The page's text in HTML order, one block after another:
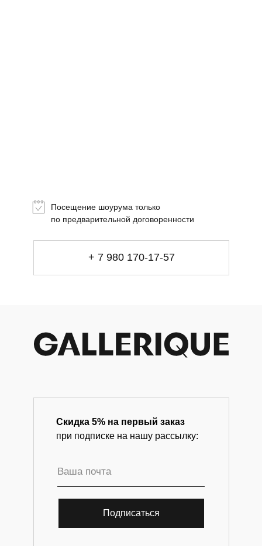
+ 7 980 170-17-57
Посещение шоурума только
по предварительной договоренности
Скидка 5% на первый заказ
при подписке на нашу рассылку:
Магазин-галерея винтажных предметов и
+ 7 980 170-17-57
Подписаться